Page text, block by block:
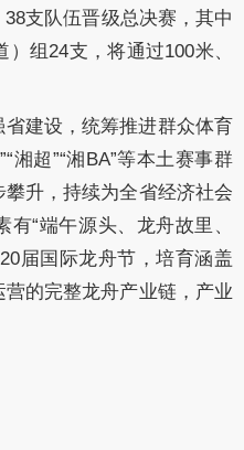
支队伍晋级总决赛，其中
组24支，将通过100米、
建设，统筹推进群众体育
湘超”“湘BA”等本土赛事群
升，持续为全省经济社会
“端午源头、龙舟故里、
届国际龙舟节，培育涵盖
的完整龙舟产业链，产业